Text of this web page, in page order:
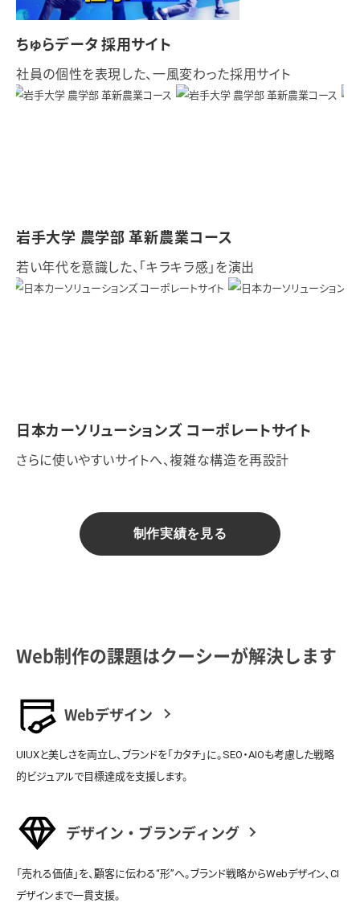
ちゅらデータ 採用サイト
社員の個性を表現した、一風変わった採用サイト
岩手大学 農学部 革新農業コース
若い年代を意識した、「キラキラ感」を演出
日本カーソリューションズ コーポレートサイト
さらに使いやすいサイトへ、複雑な構造を再設計
制作実績を見る
Web制作の課題はクーシーが解決します
Webデザイン
UIUXと美しさを両立し、ブランドを「カタチ」に。SEO・AIOも考慮した戦略
的ビジュアルで目標達成を支援します。
デザイン・ブランディング
「売れる価値」を、顧客に伝わる“形”へ。ブランド戦略からWebデザイン、CI
デザインまで一貫支援。